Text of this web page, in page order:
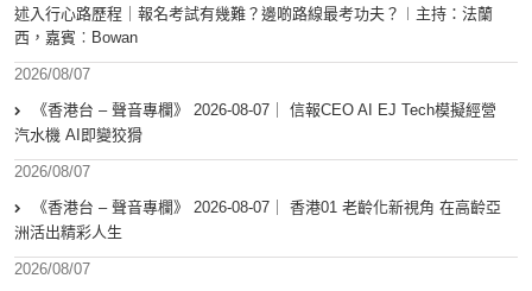
述入行心路歷程｜報名考試有幾難？邊啲路線最考功夫？︱主持：法蘭
西，嘉賓︰Bowan
2026/08/07
《香港台 – 聲音專欄》 2026-08-07｜ 信報CEO AI EJ Tech模擬經營
汽水機 AI即變狡猾
2026/08/07
《香港台 – 聲音專欄》 2026-08-07｜ 香港01 老齡化新視角 在高齡亞
洲活出精彩人生
2026/08/07